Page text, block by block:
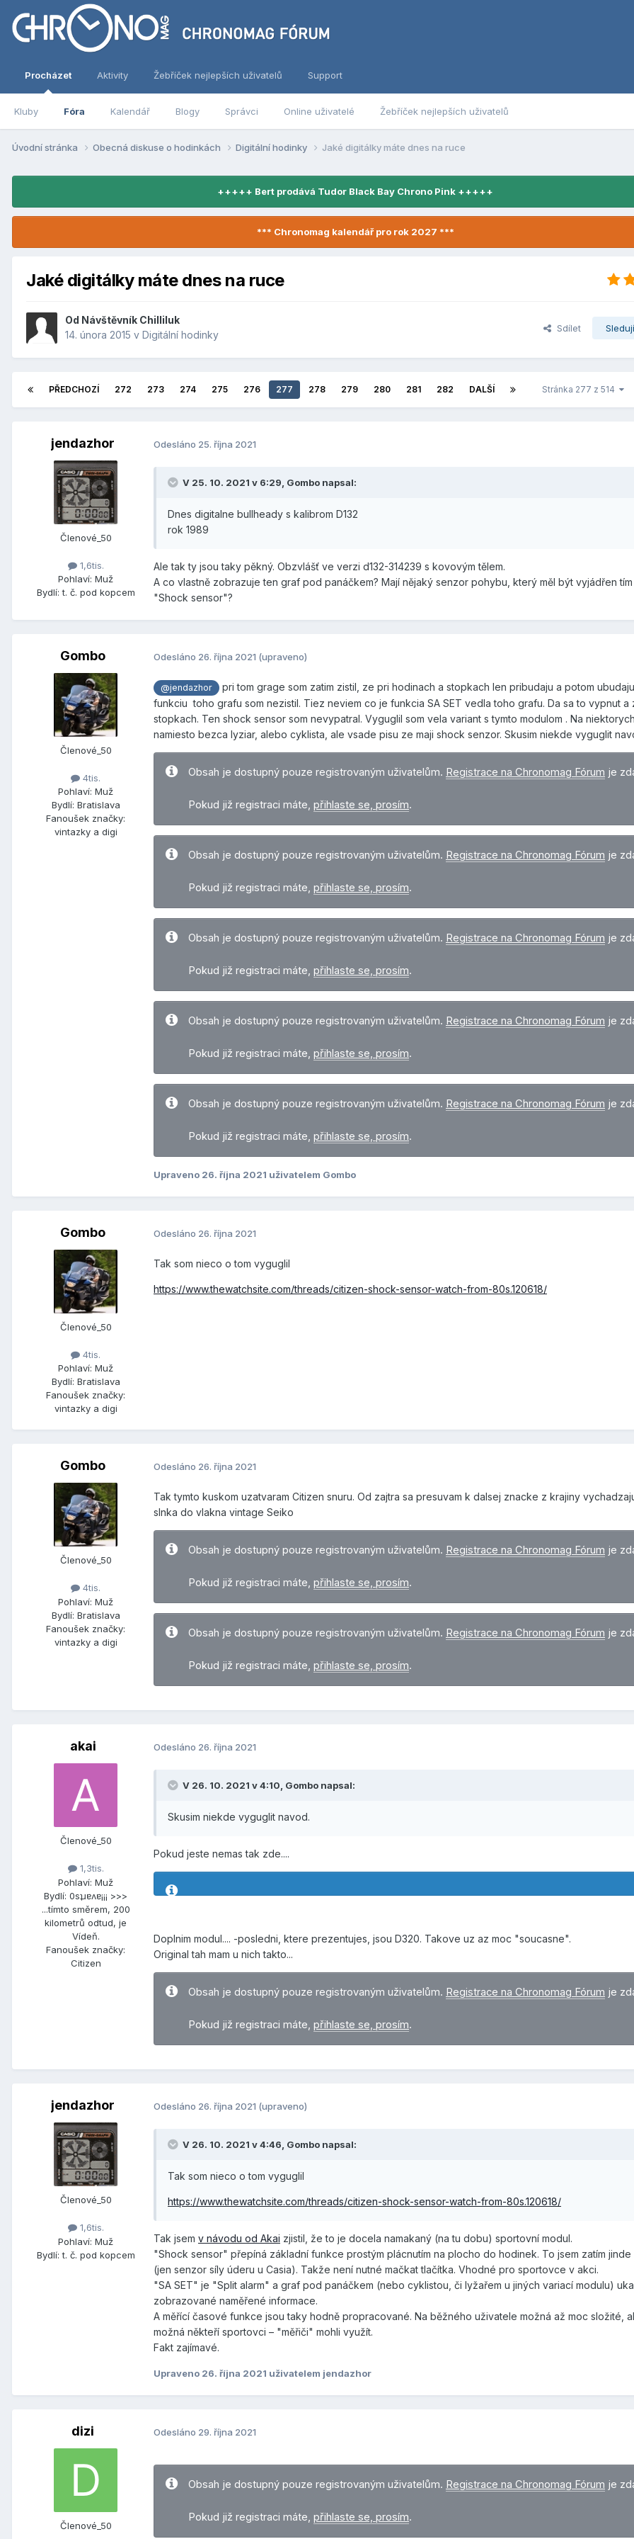
Procházet
Kluby Fóra Kalendář Blogy Správci Online uživatelé Žebříček nejlepších uživatelů
Aktivity Žebříček nejlepších uživatelů Support
Úvodní stránka Obecná diskuse o hodinkách Digitální hodinky Jaké digitálky máte dnes na ruce
+++++ Bert prodává Tudor Black Bay Chrono Pink +++++
*** Chronomag kalendář pro rok 2027 ***
Jaké digitálky máte dnes na ruce
Od Návštěvník Chilliluk
14. února 2015 v Digitální hodinky
Sdílet
PŘEDCHOZÍ 272 273 274 275 276 277 278 279 280 281 282 DALŠÍ Stránka 277 z 514
jendazhor
Členové_50
1,6tis.
Pohlaví: Muž
Bydlí: t. č. pod kopcem
Odesláno 25. října 2021
V 25. 10. 2021 v 6:29, Gombo napsal:
Dnes digitalne bullheady s kalibrom D132
rok 1989
Ale tak ty jsou taky pěkný. Obzvlášť ve verzi d132-314239 s kovovým tělem.
A co vlastně zobrazuje ten graf pod panáčkem? Mají nějaký senzor pohybu, který měl být vyjádřen
"Shock sensor"?
Gombo
Členové_50
4tis.
Pohlaví: Muž
Bydlí: Bratislava
Fanoušek značky:
vintazky a digi
Odesláno 26. října 2021 (upraveno)
@jendazhor
pri tom grage som zatim zistil, ze pri hodinach a stopkach len pribudaju a potom
funkciu toho grafu som nezistil. Tiez neviem co je funkcia SA SET vedla toho grafu. Da sa to vypnut a
stopkach. Ten shock sensor som nevypatral. Vyguglil som vela variant s tymto modulom . Na
namiesto bezca lyziar, alebo cyklista, ale vsade pisu ze maji shock senzor. Skusim niekde vyguglit
Obsah je dostupný pouze registrovaným uživatelům. Registrace na Chronomag Fórum je
Pokud již registraci máte, přihlaste se, prosím.
Obsah je dostupný pouze registrovaným uživatelům. Registrace na Chronomag Fórum je
Pokud již registraci máte, přihlaste se, prosím.
Obsah je dostupný pouze registrovaným uživatelům. Registrace na Chronomag Fórum je
Pokud již registraci máte, přihlaste se, prosím.
Obsah je dostupný pouze registrovaným uživatelům. Registrace na Chronomag Fórum je
Pokud již registraci máte, přihlaste se, prosím.
Obsah je dostupný pouze registrovaným uživatelům. Registrace na Chronomag Fórum je
Pokud již registraci máte, přihlaste se, prosím.
Upraveno 26. října 2021 uživatelem Gombo
Gombo
Členové_50
4tis.
Pohlaví: Muž
Bydlí: Bratislava
Fanoušek značky:
vintazky a digi
Odesláno 26. října 2021
Tak som nieco o tom vyguglil
https://www.thewatchsite.com/threads/citizen-shock-sensor-watch-from-80s.120618/
Gombo
Členové_50
4tis.
Pohlaví: Muž
Bydlí: Bratislava
Fanoušek značky:
vintazky a digi
Odesláno 26. října 2021
Tak tymto kuskom uzatvaram Citizen snuru. Od zajtra sa presuvam k dalsej znacke z krajiny
slnka do vlakna vintage Seiko
Obsah je dostupný pouze registrovaným uživatelům. Registrace na Chronomag Fórum je
Pokud již registraci máte, přihlaste se, prosím.
Obsah je dostupný pouze registrovaným uživatelům. Registrace na Chronomag Fórum je
Pokud již registraci máte, přihlaste se, prosím.
akai
Členové_50
1,3tis.
Pohlaví: Muž
Bydlí: 0sʇɹɐʌɐ¡¡¡ >>>
...tímto směrem, 200
kilometrů odtud, je
Vídeň.
Fanoušek značky:
Citizen
Odesláno 26. října 2021
V 26. 10. 2021 v 4:10, Gombo napsal:
Skusim niekde vyguglit navod.
Pokud jeste nemas tak zde....
Doplnim modul.... -posledni, ktere prezentujes, jsou D320. Takove uz az moc "soucasne".
Original tah mam u nich takto...
Obsah je dostupný pouze registrovaným uživatelům. Registrace na Chronomag Fórum je
Pokud již registraci máte, přihlaste se, prosím.
jendazhor
Členové_50
1,6tis.
Pohlaví: Muž
Bydlí: t. č. pod kopcem
Odesláno 26. října 2021 (upraveno)
V 26. 10. 2021 v 4:46, Gombo napsal:
Tak som nieco o tom vyguglil
https://www.thewatchsite.com/threads/citizen-shock-sensor-watch-from-80s.120618/
Tak jsem v návodu od Akai zjistil, že to je docela namakaný (na tu dobu) sportovní modul.
"Shock sensor" přepíná základní funkce prostým plácnutím na plocho do hodinek. To jsem zatím jinde
(jen senzor síly úderu u Casia). Takže není nutné mačkat tlačítka. Vhodné pro sportovce v akci.
"SA SET" je "Split alarm" a graf pod panáčkem (nebo cyklistou, či lyžařem u jiných variací modulu)
zobrazované naměřené informace.
A měřící časové funkce jsou taky hodně propracované. Na běžného uživatele možná až moc složité,
možná někteří sportovci – "měřiči" mohli využít.
Fakt zajímavé.
Upraveno 26. října 2021 uživatelem jendazhor
dizi
Členové_50
Odesláno 29. října 2021
Obsah je dostupný pouze registrovaným uživatelům. Registrace na Chronomag Fórum je
Pokud již registraci máte, přihlaste se, prosím.